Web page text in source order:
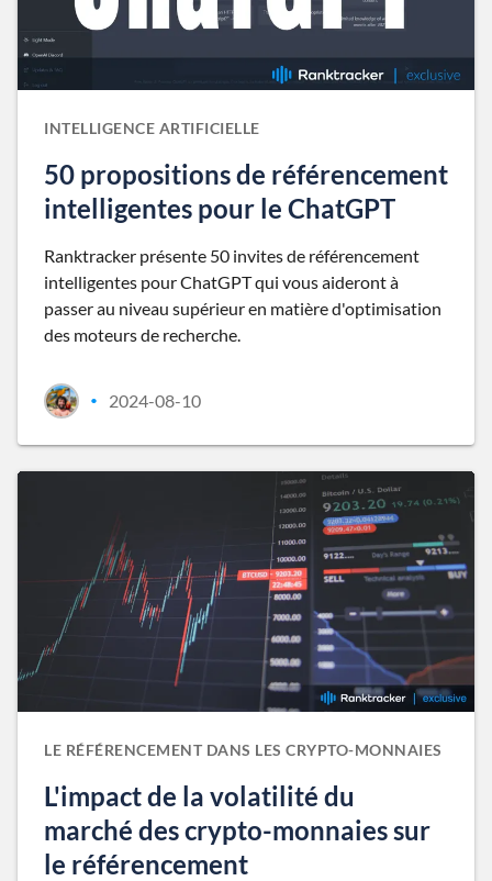
INTELLIGENCE ARTIFICIELLE
50 propositions de référencement
intelligentes pour le ChatGPT
Ranktracker présente 50 invites de référencement
intelligentes pour ChatGPT qui vous aideront à
passer au niveau supérieur en matière d'optimisation
des moteurs de recherche.
• 2024-08-10
LE RÉFÉRENCEMENT DANS LES CRYPTO-MONNAIES
L'impact de la volatilité du
marché des crypto-monnaies sur
le référencement